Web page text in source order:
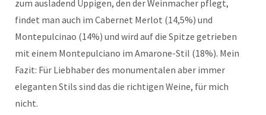
zum ausladend Üppigen, den der Weinmacher pflegt,
findet man auch im Cabernet Merlot (14,5%) und
Montepulcinao (14%) und wird auf die Spitze getrieben
mit einem Montepulciano im Amarone-Stil (18%). Mein
Fazit: Für Liebhaber des monumentalen aber immer
eleganten Stils sind das die richtigen Weine, für mich
nicht.